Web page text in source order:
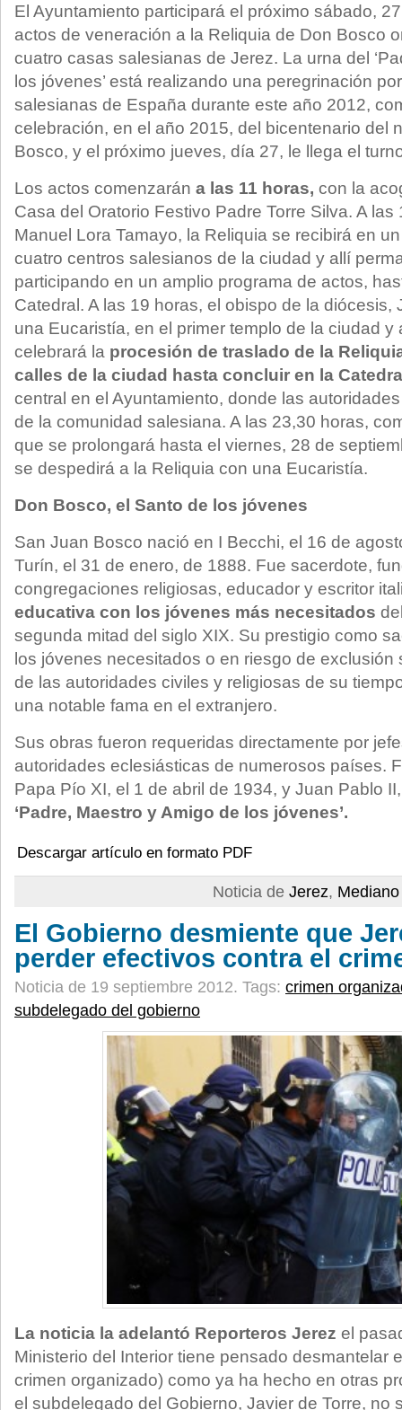
El Ayuntamiento participará el próximo sábado,
actos de veneración a la Reliquia de Don Bosco
cuatro casas salesianas de Jerez. La urna del
los jóvenes’ está realizando una peregrinación
salesianas de España durante este año 2012,
celebración, en el año 2015, del bicentenario del
Bosco, y el próximo jueves, día 27, le llega el
Los actos comenzarán a las 11 horas, con la
Casa del Oratorio Festivo Padre Torre Silva. A
Manuel Lora Tamayo, la Reliquia se recibirá en
cuatro centros salesianos de la ciudad y allí
participando en un amplio programa de actos,
Catedral. A las 19 horas, el obispo de la diócesis,
una Eucaristía, en el primer templo de la ciudad y
celebrará la procesión de traslado de la
calles de la ciudad hasta concluir en la
central en el Ayuntamiento, donde las
de la comunidad salesiana. A las 23,30 horas,
que se prolongará hasta el viernes, 28 de
se despedirá a la Reliquia con una Eucaristía.
Don Bosco, el Santo de los jóvenes
San Juan Bosco nació en I Becchi, el 16 de
Turín, el 31 de enero, de 1888. Fue sacerdote,
congregaciones religiosas, educador y escritor
educativa con los jóvenes más necesitados
segunda mitad del siglo XIX. Su prestigio como
los jóvenes necesitados o en riesgo de exclusión
de las autoridades civiles y religiosas de su
una notable fama en el extranjero.
Sus obras fueron requeridas directamente por
autoridades eclesiásticas de numerosos países.
Papa Pío XI, el 1 de abril de 1934, y Juan Pablo
‘Padre, Maestro y Amigo de los jóvenes’.
Descargar artículo en formato PDF
Noticia de Jerez,
El Gobierno desmiente que
perder efectivos contra el
Noticia de 19 septiembre 2012. Tags: crimen
subdelegado del gobierno
La noticia la adelantó Reporteros Jerez el
Ministerio del Interior tiene pensado desmantelar
crimen organizado) como ya ha hecho en otras
el subdelegado del Gobierno, Javier de Torre, no